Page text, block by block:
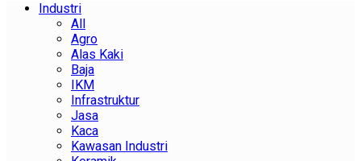
Industri
All
Agro
Alas Kaki
Baja
IKM
Infrastruktur
Jasa
Kaca
Kawasan Industri